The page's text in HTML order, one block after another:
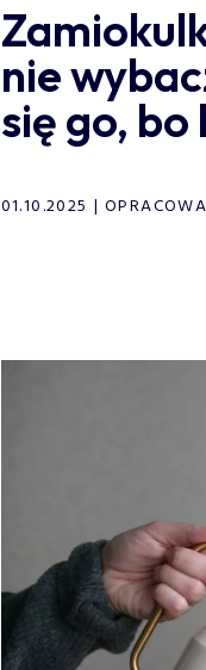
nie
się go,
01.10.2025